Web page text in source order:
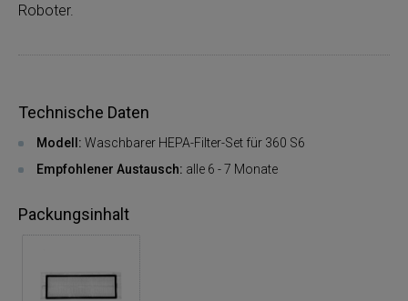
Roboter.
Technische Daten
Modell: Waschbarer HEPA-Filter-Set für 360 S6
Empfohlener Austausch: alle 6 - 7 Monate
Packungsinhalt